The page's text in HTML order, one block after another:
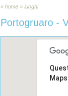
» home » luoghi
Portogruaro -